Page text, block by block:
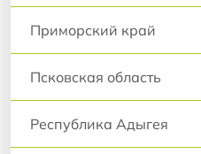
Приморский край
Псковская область
Республика Адыгея